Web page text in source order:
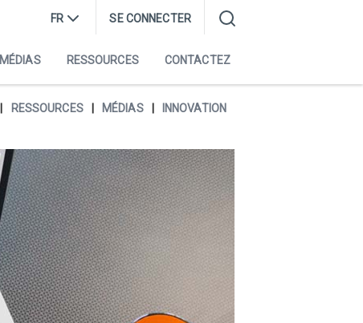
FR SE CONNECTER
MÉDIAS RESSOURCES CONTACTEZ
RESSOURCES MÉDIAS INNOVATION